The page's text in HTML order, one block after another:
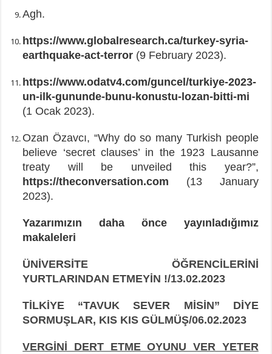
Agh.
https://www.globalresearch.ca/turkey-syria-
earthquake-act-terror (9 February 2023).
https://www.odatv4.com/guncel/turkiye-2023-
un-ilk-gununde-bunu-konustu-lozan-bitti-mi
(1 Ocak 2023).
Ozan Özavcı, “Why do so many Turkish people
believe ‘secret clauses’ in the 1923 Lausanne
treaty will be unveiled this year?”,
https://theconversation.com (13 January
2023).
Yazarımızın daha önce yayınladığımız
makaleleri
ÜNİVERSİTE ÖĞRENCİLERİNİ
YURTLARINDAN ETMEYİN !/13.02.2023
TİLKİYE “TAVUK SEVER MİSİN” DİYE
SORMUŞLAR, KIS KIS GÜLMÜŞ/06.02.2023
VERGİNİ DERT ETME OYUNU VER YETER